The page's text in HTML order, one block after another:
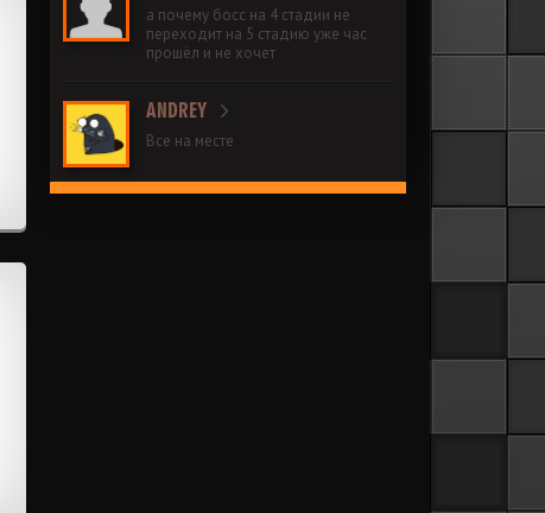
а почему босс на 4 стадии не
переходит на 5 стадию уже час
прошёл и не хочет
ANDREY
Все на месте